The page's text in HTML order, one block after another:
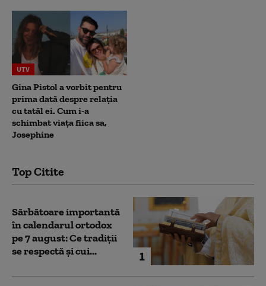
UTV
Gina Pistol a vorbit pentru
prima dată despre relația
cu tatăl ei. Cum i-a
schimbat viața fiica sa,
Josephine
Top Citite
1
Sărbătoare importantă
în calendarul ortodox
pe 7 august: Ce tradiții
se respectă și cui...